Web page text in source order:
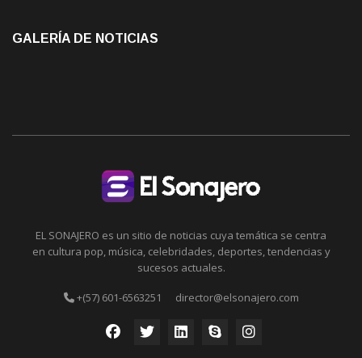
GALERÍA DE NOTICIAS
EL SONAJERO es un sitio de noticias cuya temática se centra
en cultura pop, música, celebridades, deportes, tendencias y
sucesos actuales.
+(57) 601-6563251 director@elsonajero.com